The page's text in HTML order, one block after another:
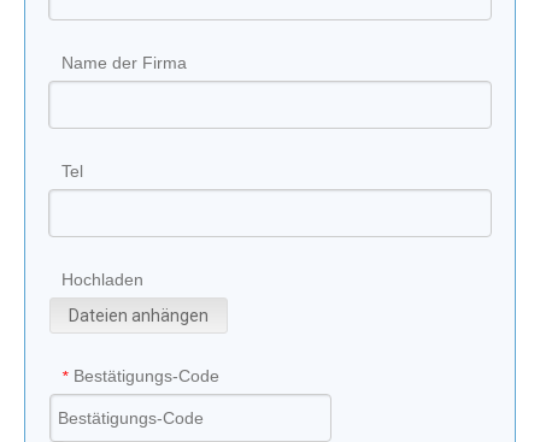
Name der Firma
Tel
Hochladen
Dateien anhängen
* Bestätigungs-Code